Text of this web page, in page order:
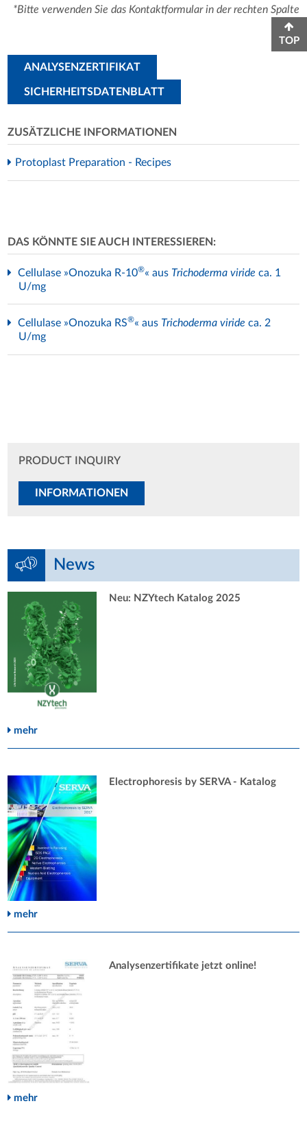
*Bitte verwenden Sie das Kontaktformular in der rechten Spalte
ANALYSENZERTIFIKAT
SICHERHEITSDATENBLATT
ZUSÄTZLICHE INFORMATIONEN
Protoplast Preparation - Recipes
DAS KÖNNTE SIE AUCH INTERESSIEREN:
Cellulase »Onozuka R-10®« aus Trichoderma viride ca. 1
U/mg
Cellulase »Onozuka RS®« aus Trichoderma viride ca. 2
U/mg
PRODUCT INQUIRY
INFORMATIONEN
News
Neu: NZYtech Katalog 2025
mehr
Electrophoresis by SERVA - Katalog
mehr
Analysenzertifikate jetzt online!
mehr
TOP